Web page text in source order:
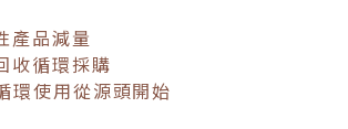
產品減量
收循環採購
環使用從源頭開始